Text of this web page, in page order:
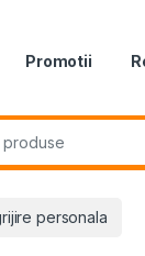
Promotii
personala